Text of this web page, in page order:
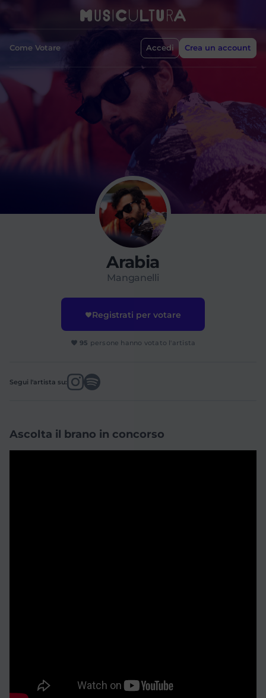
Come Votare Accedi Crea un account
Arabia
Manganelli
Registrati per votare
95 persone hanno votato l'artista
Segui l'artista su:
Ascolta il brano in concorso